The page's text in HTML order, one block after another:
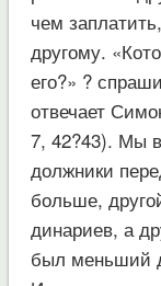
чем
другому.
его?» ?
отвечает
7, 42?43). Мы
должники
больше,
динариев, а
был меньший